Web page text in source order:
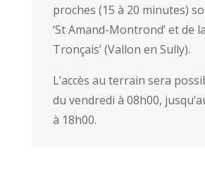
proches (15 à 20 minutes)
‘St Amand-Montrond’ et de
Tronçais’ (Vallon en Sully).
L’accès au terrain sera
du vendredi à 08h00,
à 18h00.